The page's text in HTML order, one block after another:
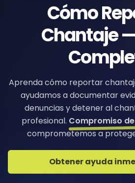
Cómo
Chantaje
Aprenda cómo reportar
ayudamos a documentar
denuncias y detener al
profesional. Compromiso
comprometemos a
Obtener ayuda